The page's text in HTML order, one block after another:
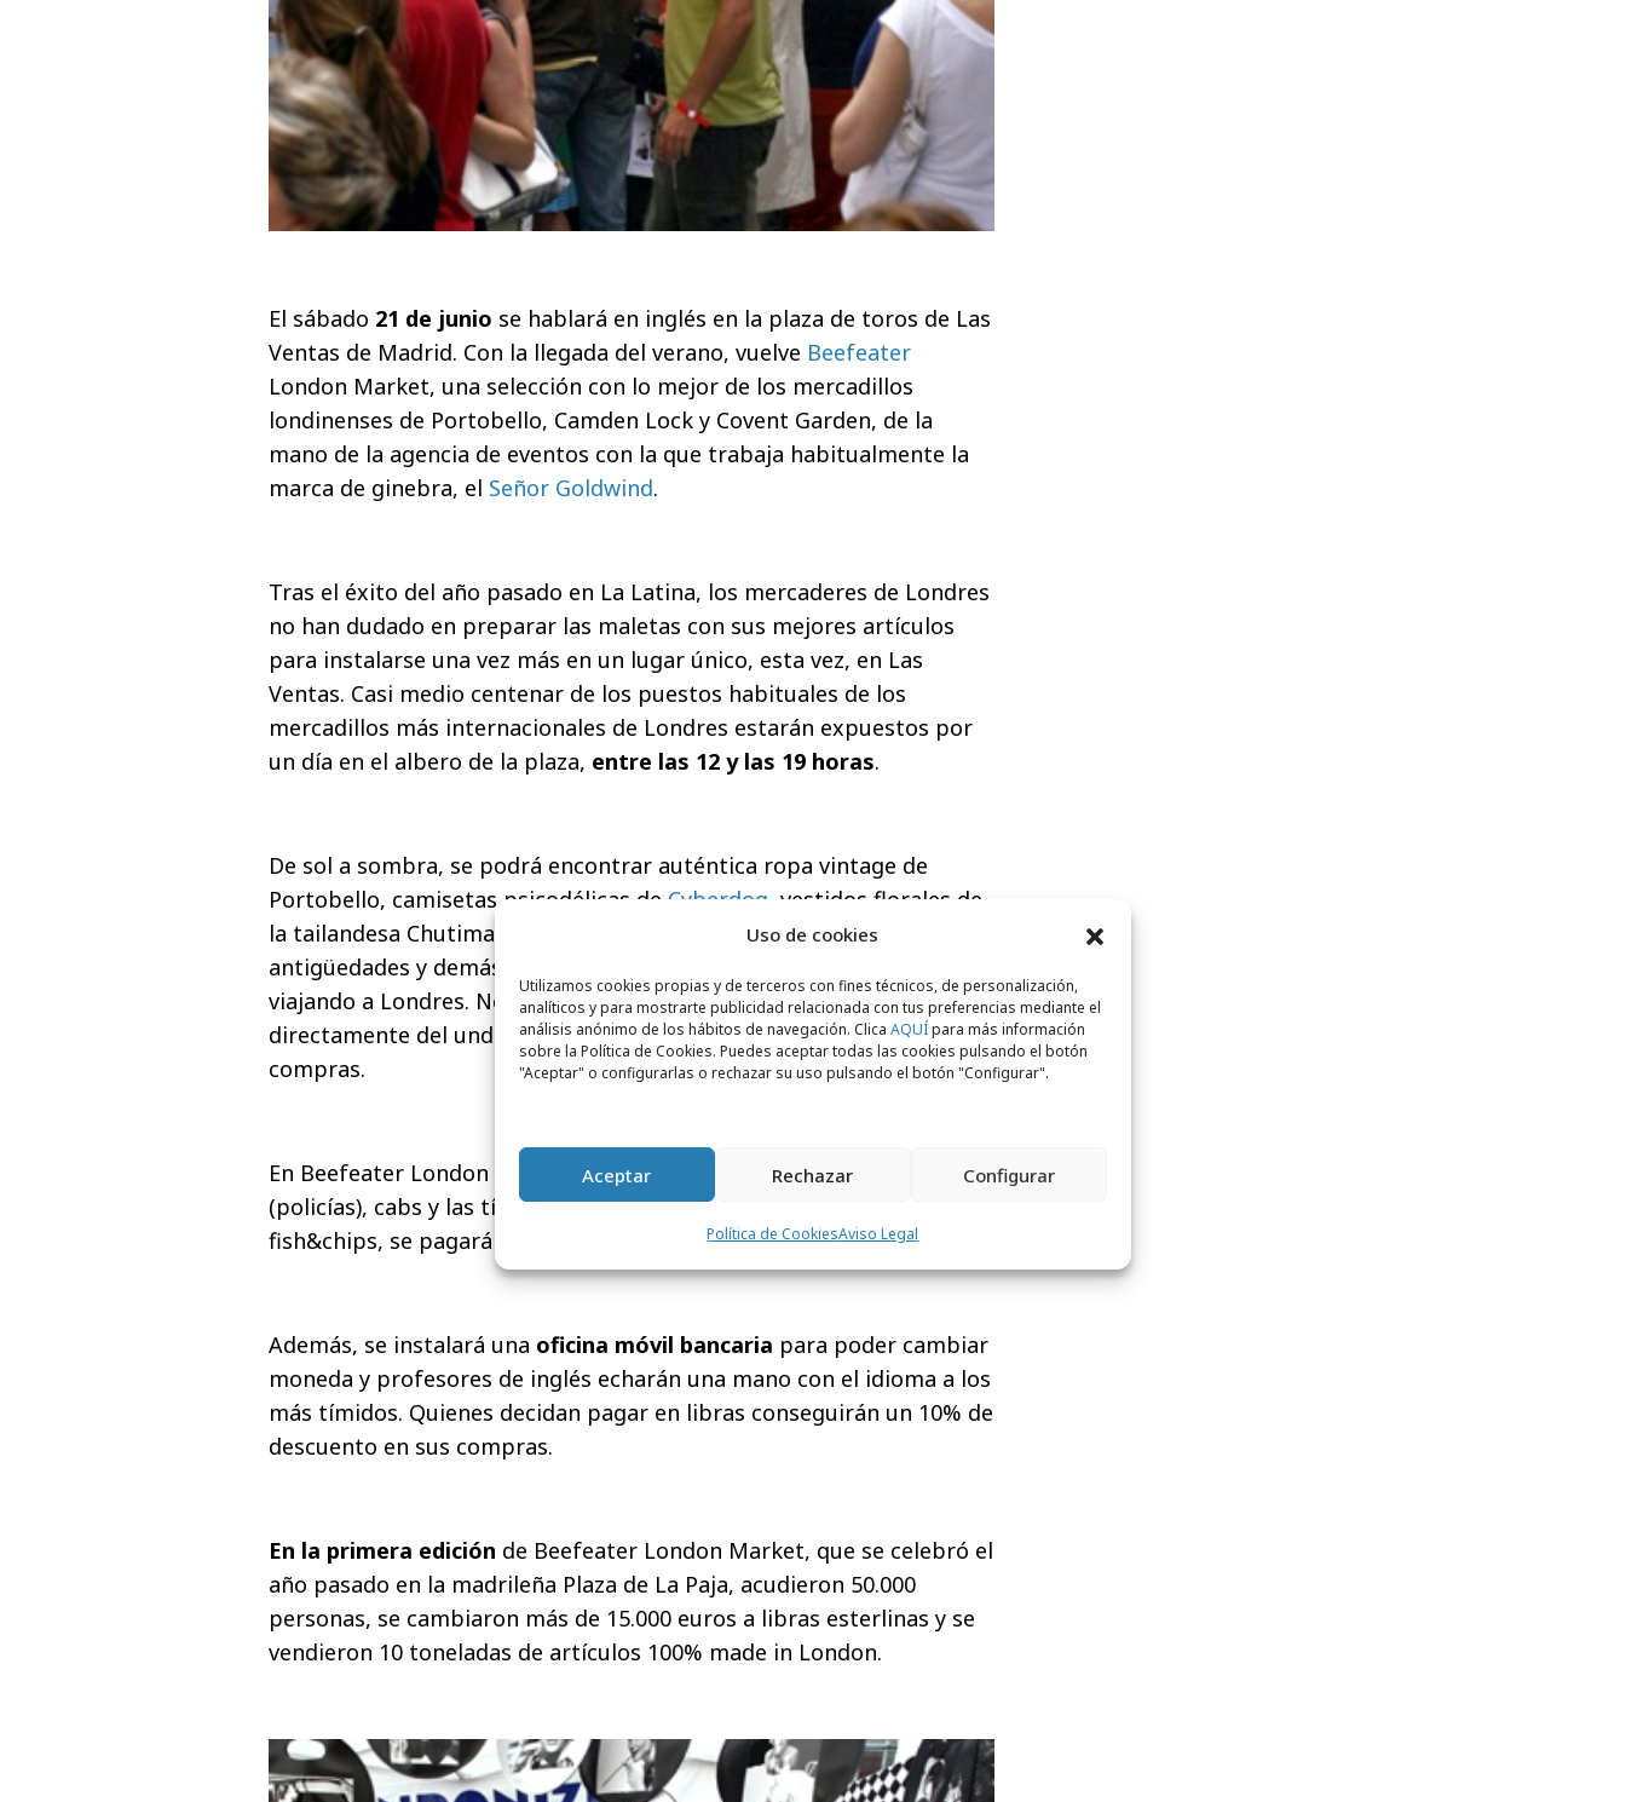
Uso de cookies
Utilizamos cookies propias y de terceros con fines técnicos, de personalización,
analíticos y para mostrarte publicidad relacionada con tus preferencias mediante el
análisis anónimo de los hábitos de navegación. Clica AQUÍpara más información
sobre la Política de Cookies. Puedes aceptar todas las cookies pulsando el botón
"Aceptar" o configurarlas o rechazar su uso pulsando el botón "Configurar".
Aceptar Rechazar Configurar
Política de CookiesAviso Legal
El sábado 21 de junio se hablará en inglés en la plaza de toros de Las
Ventas de Madrid. Con la llegada del verano, vuelve Beefeater
London Market, una selección con lo mejor de los mercadillos
londinenses de Portobello, Camden Lock y Covent Garden, de la
mano de la agencia de eventos con la que trabaja habitualmente la
marca de ginebra, el Señor Goldwind.
Tras el éxito del año pasado en La Latina, los mercaderes de Londres
no han dudado en preparar las maletas con sus mejores artículos
para instalarse una vez más en un lugar único, esta vez, en Las
Ventas. Casi medio centenar de los puestos habituales de los
mercadillos más internacionales de Londres estarán expuestos por
un día en el albero de la plaza, entre las 12 y las 19 horas.
De sol a sombra, se podrá encontrar auténtica ropa vintage de
Portobello, camisetas psicodélicas de Cyberdog , vestidos florales de
la tailandesa Chutima Benzina, uniformes militares, vinilos,
antigüedades y demás artículos que hasta ahora sólo se conseguían
viajando a Londres. No faltarán músicos callejeros traídos
directamente del underground londinense, que amenizarán las
compras.
En Beefeater London Market todo es londinense: habrá bobbies
(policías), cabs y las típicas cabinas telefónicas rojas; se comerá
fish&chips, se pagará en libras y se regateará en inglés.
Además, se instalará una oficina móvil bancaria para poder cambiar
moneda y profesores de inglés echarán una mano con el idioma a los
más tímidos. Quienes decidan pagar en libras conseguirán un 10% de
descuento en sus compras.
En la primera edición de Beefeater London Market, que se celebró el
año pasado en la madrileña Plaza de La Paja, acudieron 50.000
personas, se cambiaron más de 15.000 euros a libras esterlinas y se
vendieron 10 toneladas de artículos 100% made in London.